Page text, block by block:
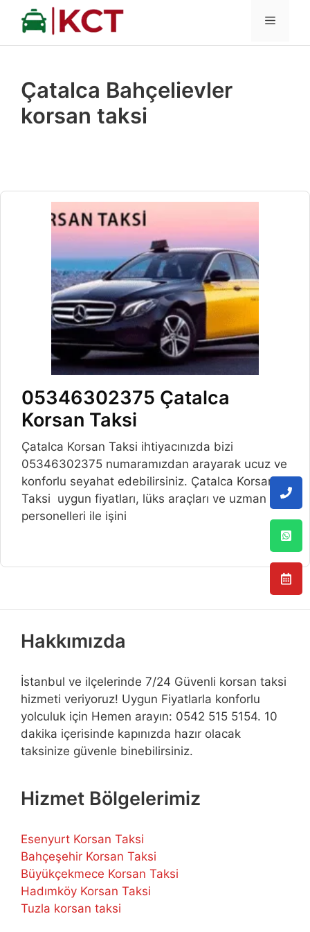
İçeriğe
MENÜ
Çatalca Bahçelievler
korsan taksi
05346302375 Çatalca
Korsan Taksi
Çatalca Korsan Taksi ihtiyacınızda bizi
05346302375 numaramızdan arayarak ucuz ve
konforlu seyahat edebilirsiniz. Çatalca Korsan
Taksi uygun fiyatları, lüks araçları ve uzman
personelleri ile işini
Hakkımızda
İstanbul ve ilçelerinde 7/24 Güvenli korsan taksi
hizmeti veriyoruz! Uygun Fiyatlarla konforlu
yolculuk için Hemen arayın: 0542 515 5154. 10
dakika içerisinde kapınızda hazır olacak
taksinize güvenle binebilirsiniz.
Hizmet Bölgelerimiz
Esenyurt Korsan Taksi
Bahçeşehir Korsan Taksi
Büyükçekmece Korsan Taksi
Hadımköy Korsan Taksi
Tuzla korsan taksi